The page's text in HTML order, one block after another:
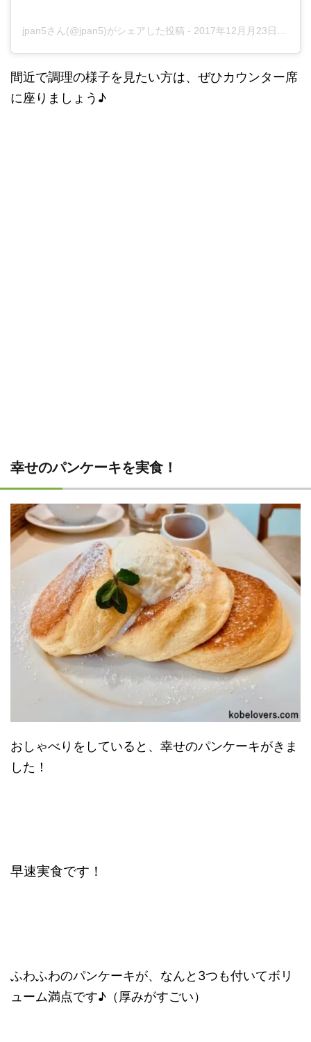
jpan5さん(@jpan5)がシェアした投稿 - 2017年12月月23日午後10時31分PST
間近で調理の様子を見たい方は、ぜひカウンター席
に座りましょう♪
幸せのパンケーキを実食！
おしゃべりをしていると、幸せのパンケーキがきま
した！
早速実食です！
ふわふわのパンケーキが、なんと3つも付いてボリ
ューム満点です♪（厚みがすごい）